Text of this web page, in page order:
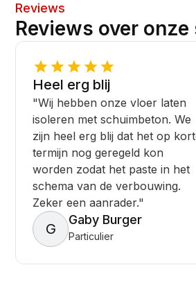
Reviews
Reviews over
Heel erg blij
"Wij hebben onze vloer laten
isoleren met schuimbeton. We
zijn heel erg blij dat het op
termijn nog geregeld kon
worden zodat het paste in het
schema van de verbouwing.
Zeker een aanrader."
G
Gaby Burger
Particulier